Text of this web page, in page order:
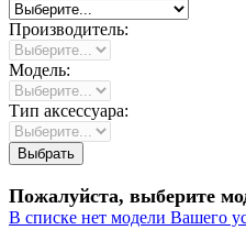
Производитель:
Модель:
Тип аксессуара:
Пожалуйста, выберите
В списке нет модели Вашего